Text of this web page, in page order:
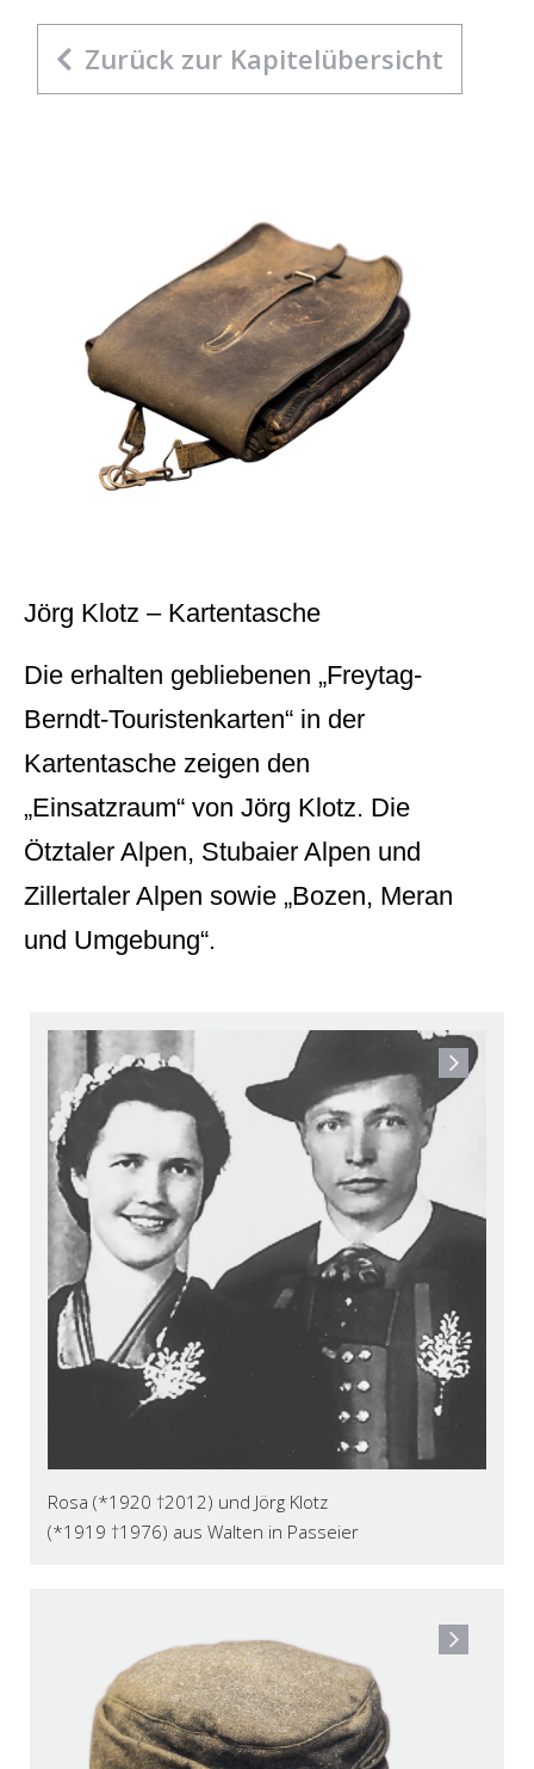
Zurück zur Kapitelübersicht
Jörg Klotz – Kartentasche
Die erhalten gebliebenen „Freytag-
Berndt-Touristenkarten“ in der
Kartentasche zeigen den
„Einsatzraum“ von Jörg Klotz. Die
Ötztaler Alpen, Stubaier Alpen und
Zillertaler Alpen sowie „Bozen, Meran
und Umgebung“.
Rosa (*1920 †2012) und Jörg Klotz
(*1919 †1976) aus Walten in Passeier